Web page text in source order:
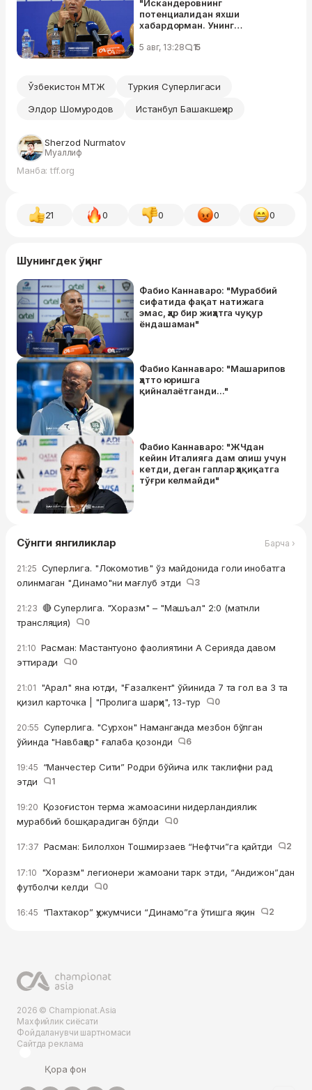
"Искандеровнинг
потенциалидан яхши
хабардорман. Унинг
олиб борганман"
5 авг, 13:28 15
Ўзбекистон МТЖ
Туркия Суперлигаси
Элдор Шомуродов
Истанбул Башакшеҳир
Sherzod Nurmatov
Муаллиф
Манба: tff.org
21 0 0 0 0
Шунингдек ўқинг
Фабио Каннаваро: "Мураббий
сифатида фақат натижага
эмас, ҳар бир жиҳатга чуқур
ёндашаман"
Фабио Каннаваро: "Машарипов
ҳатто юришга
қийналаётганди..."
Фабио Каннаваро: "ЖЧдан
кейин Италияга дам олиш учун
кетди, деган гаплар ҳақиқатга
тўғри келмайди"
Сўнгги янгиликлар Барча ›
21:25 Суперлига. "Локомотив" ўз майдонида голи инобатга
олинмаган "Динамо"ни мағлуб этди
3
21:23 🔴 Суперлига. "Хоразм" – "Машъал" 2:0 (матнли
трансляция)
0
21:10 Расман: Мастантуоно фаолиятини А Серияда давом
эттиради
0
21:01 "Арал" яна ютди, "Ғазалкент" ўйинида 7 та гол ва 3 та
қизил карточка | "Пролига шарҳи", 13-тур
0
20:55 Суперлига. "Сурхон" Наманганда мезбон бўлган
ўйинда "Навбаҳор" ғалаба қозонди
6
19:45 “Манчестер Сити” Родри бўйича илк таклифни рад
этди
1
19:20 Қозоғистон терма жамоасини нидерландиялик
мураббий бошқарадиган бўлди
0
17:37 Расман: Билолхон Тошмирзаев “Нефтчи”га қайтди 2
17:10 "Хоразм" легионери жамоани тарк этди, “Андижон”дан
футболчи келди
0
16:45 “Пахтакор” ҳужумчиси “Динамо”га ўтишга яқин 2
2026 © Championat.Asia
Махфийлик сиёсати
Фойдаланувчи шартномаси
Сайтда реклама
Қора фон